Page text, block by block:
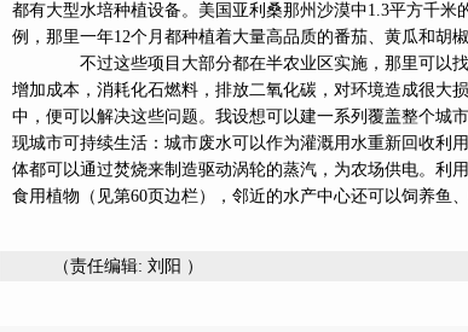
都有大型水培种植设备。美国亚利桑那州沙漠中1.3平方千米
例，那里一年12个月都种植着大量高品质的番茄、黄瓜和胡椒
不过这些项目大部分都在半农业区实施，那里可以找
增加成本，消耗化石燃料，排放二氧化碳，对环境造成很
中，便可以解决这些问题。我设想可以建一系列覆盖整个城
现城市可持续生活：城市废水可以作为灌溉用水重新回收利
体都可以通过焚烧来制造驱动涡轮的蒸汽，为农场供电。利
食用植物（见第60页边栏），邻近的水产中心还可以饲养鱼
（责任编辑: 刘阳 ）